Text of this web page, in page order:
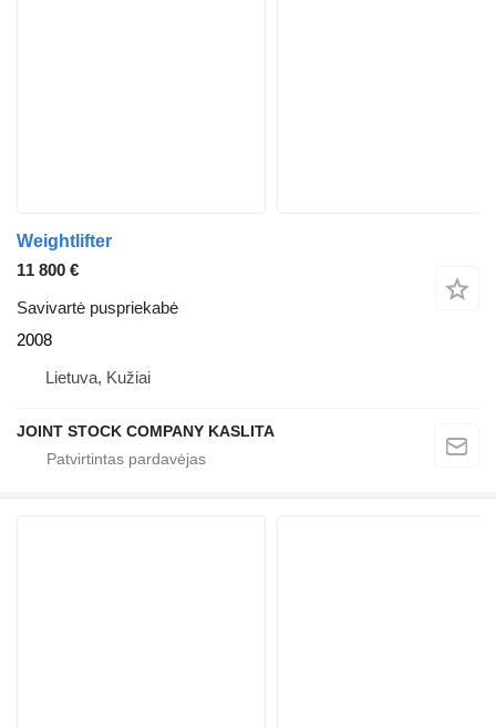
Weightlifter
11 800 €
Savivartė puspriekabė
2008
Lietuva, Kužiai
JOINT STOCK COMPANY KASLITA